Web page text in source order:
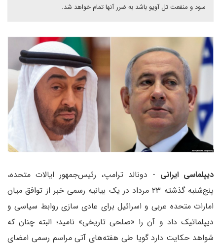
سود و منفعت تل آویو باشد به ضرر آنها تمام خواهد شد.
دیپلماسی ایرانی - دونالد ترامپ، رئیس‌جمهور ایالات متحده،
پنج‌شنبه گذشته ۲۳ مرداد در یک بیانیه رسمی خبر از توافق میان
امارات متحده عربی و اسرائیل برای عادی سازی روابط سیاسی و
دیپلماتیک داد و آن را «صلحی تاریخی» نامید؛ البته چنان که
شواهد حکایت دارد گویا طی هفته‌های آتی مراسم رسمی امضای